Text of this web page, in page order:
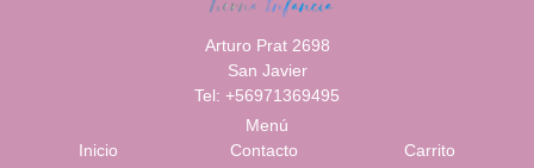
Arturo Prat 2698
San Javier
Tel: +56971369495
Menú
Inicio
Contacto Carrito